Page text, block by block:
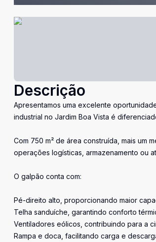
Descrição
Apresentamos uma excelente
industrial no Jardim Boa Vista é
Com 750 m² de área construída, mais um
operações logísticas, armazenamento ou
O galpão conta com:
Pé-direito alto, proporcionando maior
Telha sanduíche, garantindo conforto
Ventiladores eólicos, contribuindo para a
Rampa e doca, facilitando carga e